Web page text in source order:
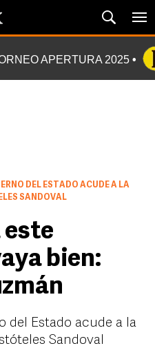
APERTURA 2025
DEL ESTADO ACUDE A LA
SANDOVAL
este
bien:
del Estado acude a la
Sandoval